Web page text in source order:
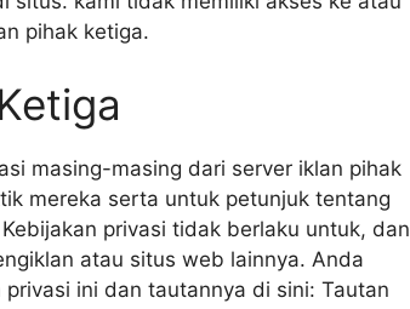
pihak ketiga.
masing-masing dari server iklan pihak
mereka serta untuk petunjuk tentang
privasi tidak berlaku untuk, dan
atau situs web lainnya. Anda
ini dan tautannya di sini: Tautan